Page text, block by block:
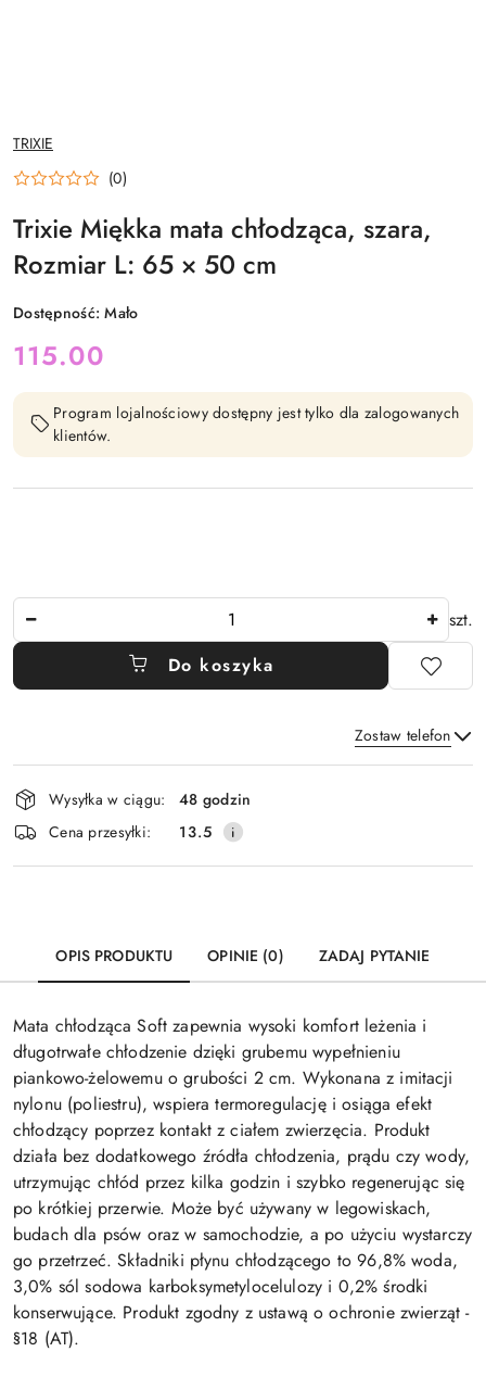
NAZWA
PRODUCENTA:
TRIXIE
(0)
Trixie Miękka mata chłodząca, szara,
Rozmiar L: 65 × 50 cm
Dostępność:Mało
cena:
115.00
Program lojalnościowy dostępny jest tylko dla zalogowanych
klientów.
szt.
Do koszyka
Zostaw telefon
Wyślij
Dostępność
i
dostawa
Wysyłka w ciągu:
48 godzin
Cena przesyłki:
13.5
OPIS PRODUKTU OPINIE (0) ZADAJ PYTANIE
Mata chłodząca Soft zapewnia wysoki komfort leżenia i
długotrwałe chłodzenie dzięki grubemu wypełnieniu
piankowo-żelowemu o grubości 2 cm. Wykonana z imitacji
nylonu (poliestru), wspiera termoregulację i osiąga efekt
chłodzący poprzez kontakt z ciałem zwierzęcia. Produkt
działa bez dodatkowego źródła chłodzenia, prądu czy wody,
utrzymując chłód przez kilka godzin i szybko regenerując się
po krótkiej przerwie. Może być używany w legowiskach,
budach dla psów oraz w samochodzie, a po użyciu wystarczy
go przetrzeć. Składniki płynu chłodzącego to 96,8% woda,
3,0% sól sodowa karboksymetylocelulozy i 0,2% środki
konserwujące. Produkt zgodny z ustawą o ochronie zwierząt -
§18 (AT).